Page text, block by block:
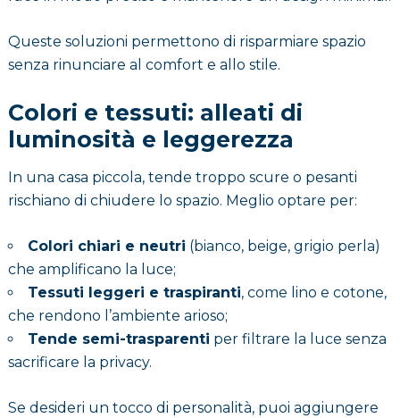
Queste soluzioni permettono di risparmiare spazio
senza rinunciare al comfort e allo stile.
Colori e tessuti: alleati di
luminosità e leggerezza
In una casa piccola, tende troppo scure o pesanti
rischiano di chiudere lo spazio. Meglio optare per:
Colori chiari e neutri (bianco, beige, grigio perla)
che amplificano la luce;
Tessuti leggeri e traspiranti, come lino e cotone,
che rendono l’ambiente arioso;
Tende semi-trasparenti per filtrare la luce senza
sacrificare la privacy.
Se desideri un tocco di personalità, puoi aggiungere